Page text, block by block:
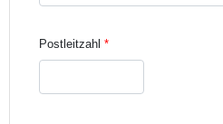
Postleitzahl